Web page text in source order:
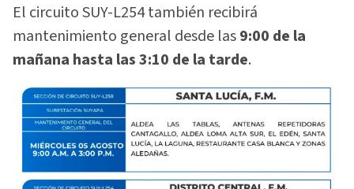
El circuito SUY-L254 también recibirá
mantenimiento general desde las9:00 de la
mañana hasta las 3:10 de la tarde.